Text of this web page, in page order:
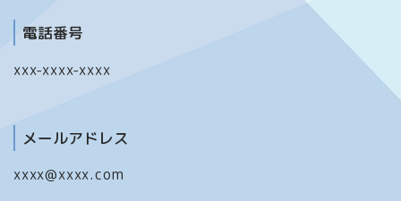
電話番号
xxx-xxxx-xxxx
メールアドレス
xxxx@xxxx.com